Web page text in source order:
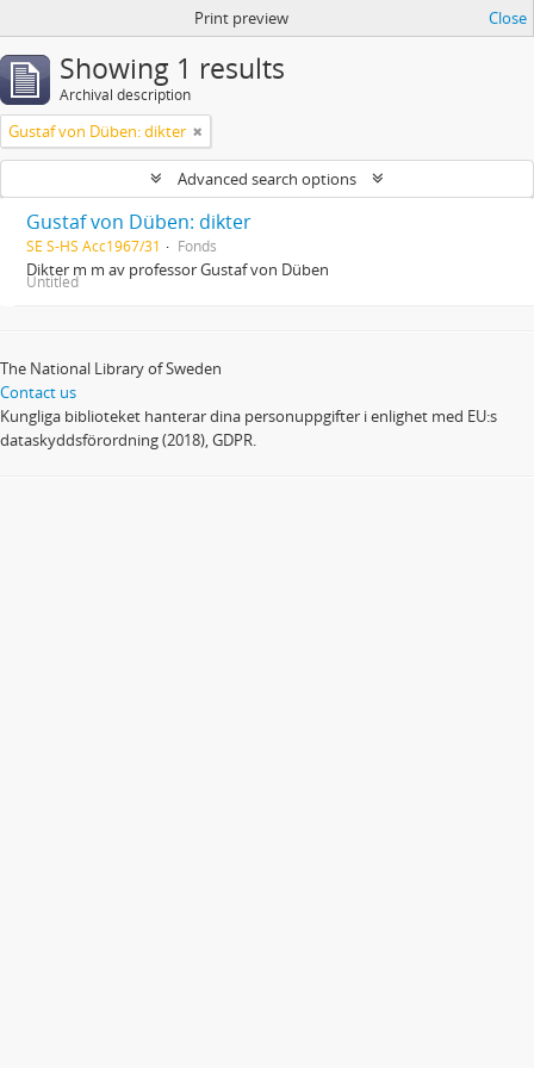
Print preview Close
Showing 1 results
Archival description
Gustaf von Düben: dikter
Advanced search options
Gustaf von Düben: dikter
SE S-HS Acc1967/31 Fonds
Dikter m m av professor Gustaf von Düben
Untitled
The National Library of Sweden
Contact us
Kungliga biblioteket hanterar dina personuppgifter i enlighet med EU:s
dataskyddsförordning (2018), GDPR.